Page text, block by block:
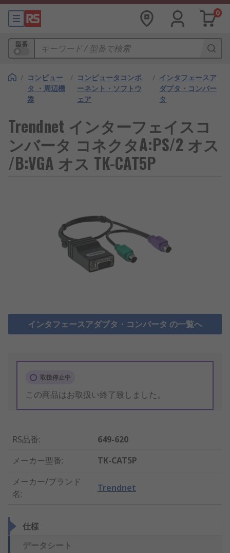
0
型番
/ コンピュー
タ ・周辺機
器
/ コンピュータコンポ
ーネント・ソフトウ
ェア
/ インタフェースア
ダプタ・コンバー
タ
Trendnet インターフェイスコ
ンバータ コネクタA:PS/2 オス
/B:VGA オス TK-CAT5P
インタフェースアダプタ・コンバータ の一覧へ
取扱停止中
この商品はお取扱い終了致しました。
RS品番:
649-620
メーカー型番:
TK-CAT5P
メーカー/ブランド
名:
Trendnet
仕様
データシート